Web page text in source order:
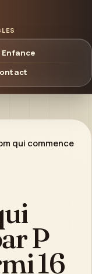
Enfance
qui commence
P
16